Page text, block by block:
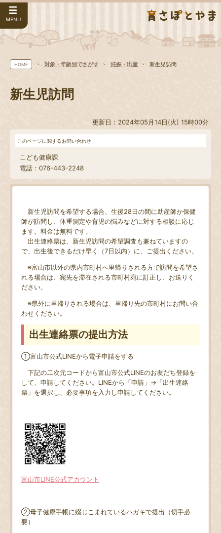
MENU
HOME 対象・年齢別でさがす 妊娠・出産 新生児訪問
新生児訪問
更新日：2024年05月14日(火) 15時00分
このページに関するお問い合わせ
こども健康課
電話：076-443-2248
新生児訪問を希望する場合、生後28日の間に助産師か保健
師が訪問し、体重測定や育児の悩みなどに対する相談に応じ
ます。料金は無料です。
出生連絡票は、新生児訪問の希望調査も兼ねていますの
で、出生後できるだけ早く（7日以内）に、ご提出ください。
※富山市以外の県内市町村へ里帰りされる方で訪問を希望さ
れる場合は、宛先を滞在される市町村宛に訂正し、お送りく
ださい。
※県外に里帰りされる場合は、里帰り先の市町村にお問い合
わせください。
出生連絡票の提出方法
①富山市公式LINEから電子申請をする
下記の二次元コードから富山市公式LINEのお友だち登録を
して、申請してください。LINEから「申請」→「出生連絡
票」を選択し、必要事項を入力し申請してください。
富山市LINE公式アカウント
②母子健康手帳に綴じこまれているハガキで提出（切手必
要）